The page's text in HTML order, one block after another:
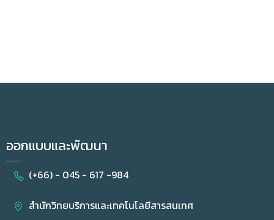
ออกแบบและพัฒนา
(+66) - 045 - 617 -984
สำนักวิทยบริการและเทคโนโลยีสารสนเทศ